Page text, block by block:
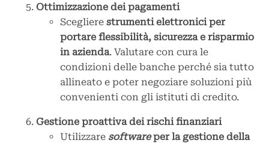
Ottimizzazione dei pagamenti
Scegliere strumenti elettronici per
portare flessibilità, sicurezza e risparmio
in azienda. Valutare con cura le
condizioni delle banche perché sia tutto
allineato e poter negoziare soluzioni più
convenienti con gli istituti di credito.
Gestione proattiva dei rischi finanziari
Utilizzare softwareper la gestione della